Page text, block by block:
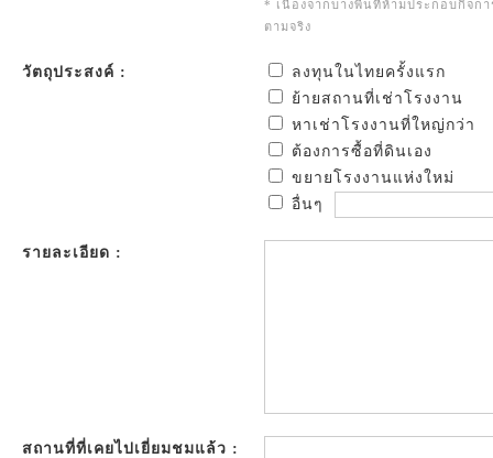
* เนื่องจากบางพื้นที่ห้ามประกอบกิจก
ตามจริง
วัตถุประสงค์ :
ลงทุนในไทยครั้งแรก
ย้ายสถานที่เช่าโรงงาน
หาเช่าโรงงานที่ใหญ่กว่า
ต้องการซื้อที่ดินเอง
ขยายโรงงานแห่งใหม่
อื่นๆ
รายละเอียด :
สถานที่ที่เคยไปเยี่ยมชมแล้ว :